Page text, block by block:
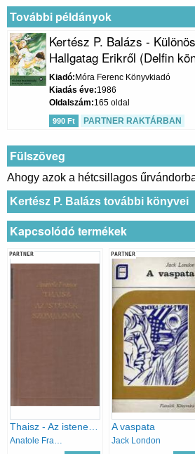
További példányok
Kertész P. Balázs -
Hallgatag Erikről (Delfin
Kiadó Móra Ferenc Könyvkiadó
Kiadás éve 1986
Oldalszám 165 oldal
990 Ft PARTNER RAKTÁRBAN
Fülszöveg
Ahogy azok a hétcsillagos
Kertész P. Balázs további könyvei
Kapcsolódó termékek
PARTNER PARTNER
A vaspata
Jack London